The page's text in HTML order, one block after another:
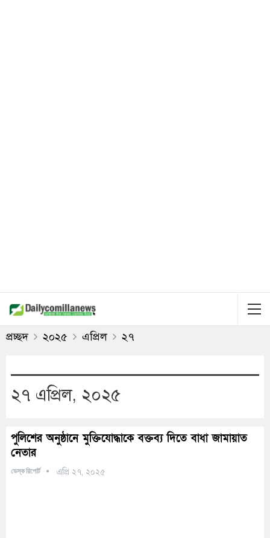
প্রচ্ছদ ২০২৫ এপ্রিল ২৭
২৭ এপ্রিল, ২০২৫
পুলিশের অনুষ্ঠানে মুক্তিযোদ্ধাকে বক্তব্য দিতে বাধা জামায়াত
নেতার
ডেস্ক রিপোর্ট এপ্রি ২৭, ২০২৫